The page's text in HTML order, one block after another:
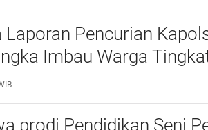
Laporan Pencurian
Imbau Warga
prodi Pendidikan Seni